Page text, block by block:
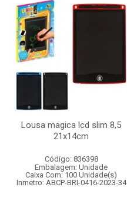
Lousa magica lcd slim 8,5
21x14cm
Código: 836398
Embalagem: Unidade
Caixa Com: 100 Unidade(s)
Inmetro: ABCP-BRI-0416-2023-34